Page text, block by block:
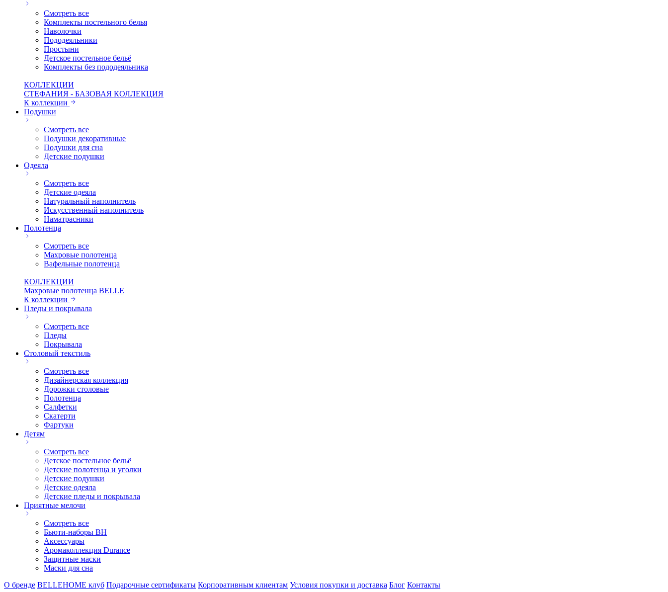
Смотреть все
Комплекты постельного белья
Наволочки
Пододеяльники
Простыни
Детское постельное бельё
Комплекты без пододеяльника
КОЛЛЕКЦИИ
СТЕФАНИЯ - БАЗОВАЯ КОЛЛЕКЦИЯ
К коллекции
Подушки
Смотреть все
Подушки декоративные
Подушки для сна
Детские подушки
Одеяла
Смотреть все
Детские одеяла
Натуральный наполнитель
Искуcственный наполнитель
Наматрасники
Полотенца
Смотреть все
Махровые полотенца
Вафельные полотенца
КОЛЛЕКЦИИ
Махровые полотенца BELLE
К коллекции
Пледы и покрывала
Смотреть все
Пледы
Покрывала
Столовый текстиль
Смотреть все
Дизайнерская коллекция
Дорожки столовые
Полотенца
Салфетки
Скатерти
Фартуки
Детям
Смотреть все
Детское постельное бельё
Детские полотенца и уголки
Детские подушки
Детские одеяла
Детские пледы и покрывала
Приятные мелочи
Смотреть все
Бьюти-наборы ВН
Аксессуары
Аромаколлекция Durance
Защитные маски
Маски для сна
О бренде BELLEHOME клуб Подарочные сертификаты Корпоративным клиентам Условия покупки и доставка Блог Контакты